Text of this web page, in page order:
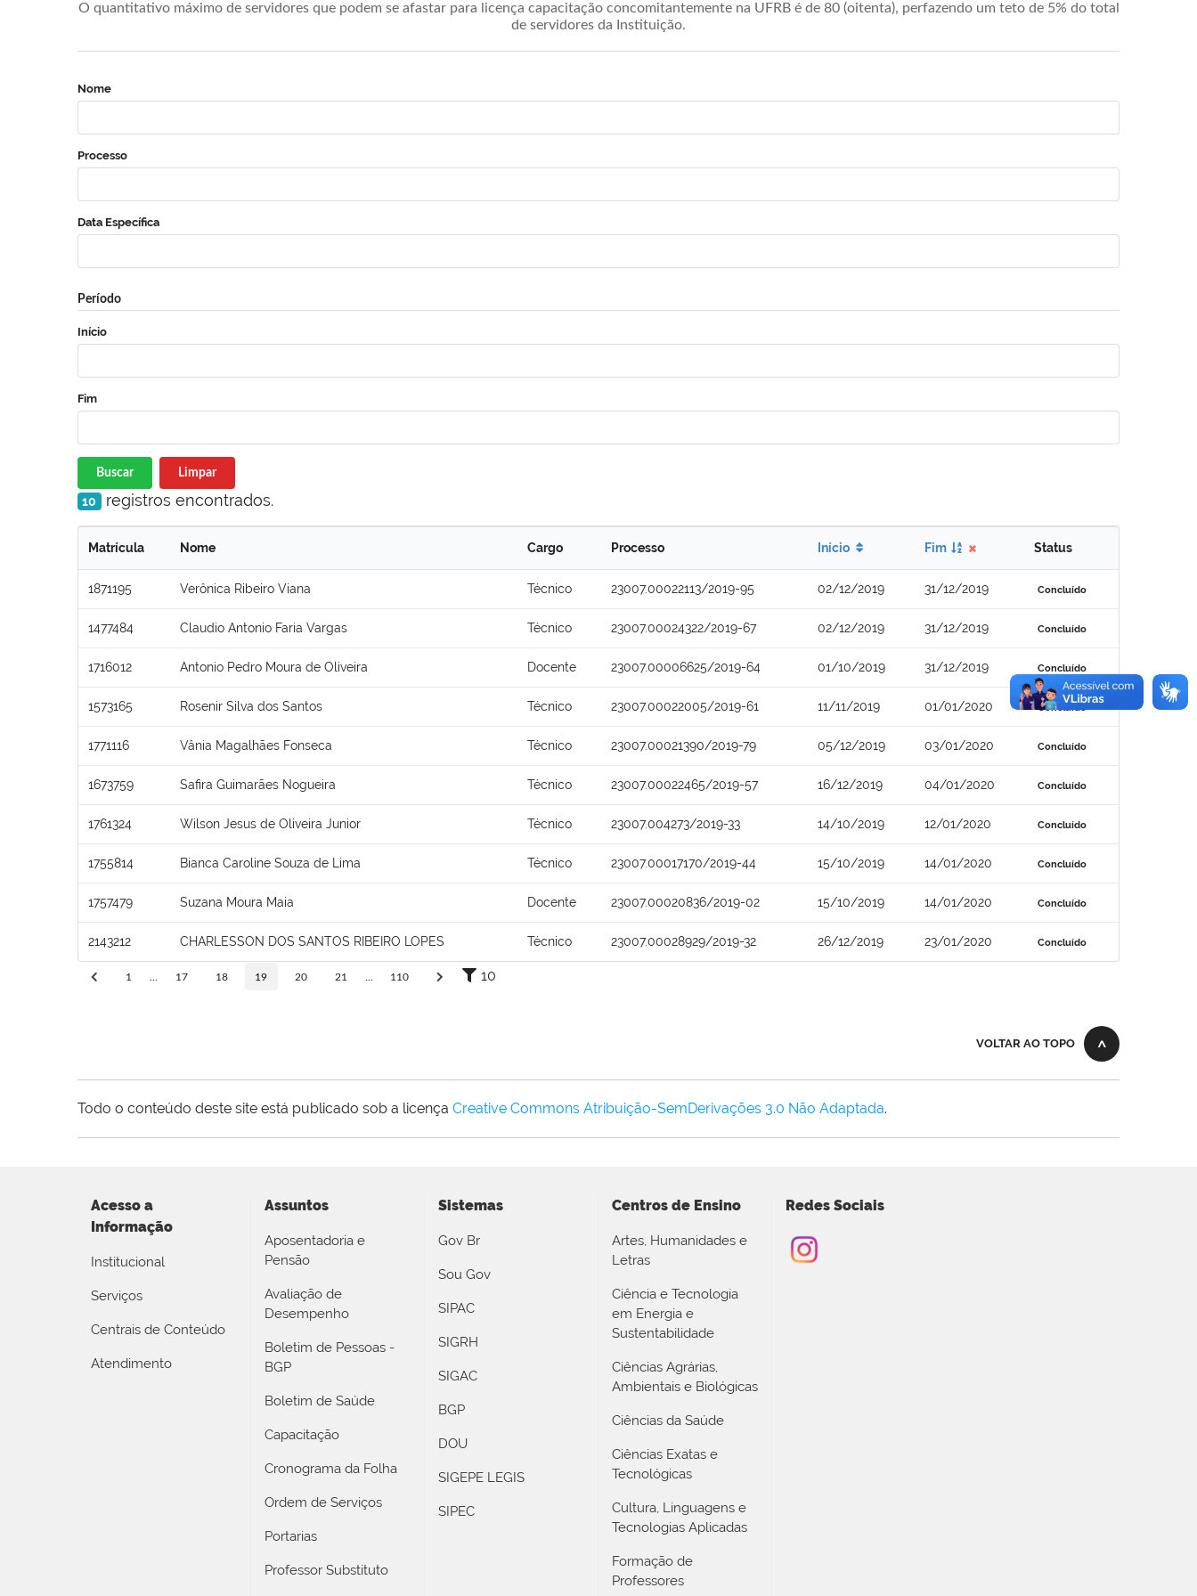
O quantitativo máximo de servidores que podem se afastar para licença capacitação concomitantemente na UFRB é de 80 (oitenta), perfazendo um teto de 5% do total
de servidores da Instituição.
Nome
Processo
Data Específica
Período
Início
Fim
Buscar Limpar
10 registros encontrados.
Matrícula Nome Cargo Processo Início Fim Status
1871195 Verônica Ribeiro Viana Técnico 23007.00022113/2019-95 02/12/2019 31/12/2019 Concluído
1477484 Claudio Antonio Faria Vargas Técnico 23007.00024322/2019-67 02/12/2019 31/12/2019 Concluído
1716012 Antonio Pedro Moura de Oliveira Docente 23007.00006625/2019-64 01/10/2019 31/12/2019 Concluído
1573165 Rosenir Silva dos Santos Técnico 23007.00022005/2019-61 11/11/2019 01/01/2020 Concluído
1771116 Vânia Magalhães Fonseca Técnico 23007.00021390/2019-79 05/12/2019 03/01/2020 Concluído
1673759 Safira Guimarães Nogueira Técnico 23007.00022465/2019-57 16/12/2019 04/01/2020 Concluído
1761324 Wilson Jesus de Oliveira Junior Técnico 23007.004273/2019-33 14/10/2019 12/01/2020 Concluído
1755814 Bianca Caroline Souza de Lima Técnico 23007.00017170/2019-44 15/10/2019 14/01/2020 Concluído
1757479 Suzana Moura Maia Docente 23007.00020836/2019-02 15/10/2019 14/01/2020 Concluído
2143212 CHARLESSON DOS SANTOS RIBEIRO LOPES Técnico 23007.00028929/2019-32 26/12/2019 23/01/2020 Concluído
1 17 18 19 20 21 110 10
VOLTAR AO TOPO
Todo o conteúdo deste site está publicado sob a licença Creative Commons Atribuição-SemDerivações 3.0 Não Adaptada.
Acesso a
Informação
Institucional
Serviços
Centrais de Conteúdo
Atendimento
Assuntos
Aposentadoria e
Pensão
Avaliação de
Desempenho
Boletim de Pessoas -
BGP
Boletim de Saúde
Capacitação
Cronograma da Folha
Ordem de Serviços
Portarias
Professor Substituto
Sistemas
Gov Br
Sou Gov
SIPAC
SIGRH
SIGAC
BGP
DOU
SIGEPE LEGIS
SIPEC
Centros de Ensino
Artes, Humanidades e
Letras
Ciência e Tecnologia
em Energia e
Sustentabilidade
Ciências Agrárias,
Ambientais e Biológicas
Ciências da Saúde
Ciências Exatas e
Tecnológicas
Cultura, Linguagens e
Tecnologias Aplicadas
Formação de
Professores
Redes Sociais